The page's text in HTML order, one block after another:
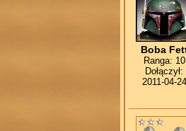
Boba
Ranga: 10
Dołączył:
2011-04-24